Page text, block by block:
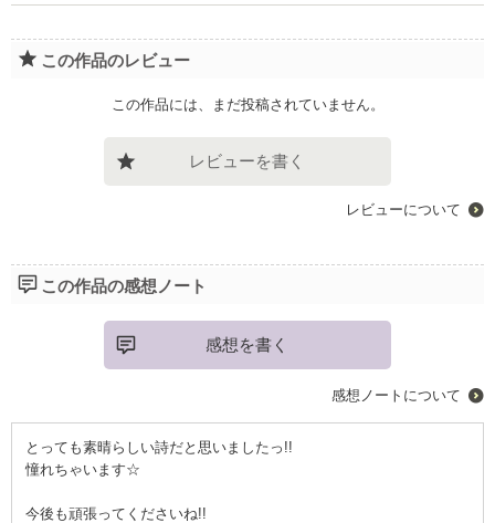
この作品のレビュー
この作品には、まだ投稿されていません。
レビューを書く
レビューについて
この作品の感想ノート
感想を書く
感想ノートについて
とっても素晴らしい詩だと思いましたっ!!
憧れちゃいます☆
今後も頑張ってくださいね!!